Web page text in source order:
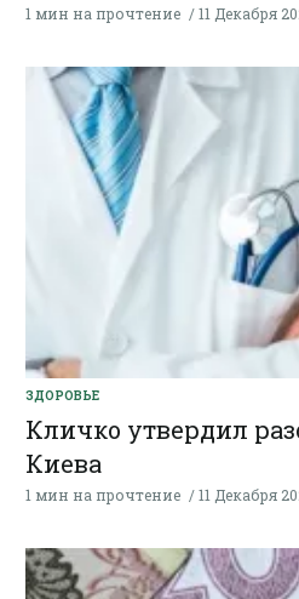
1 мин на прочтение 11 Декабря
ЗДОРОВЬЕ
Кличко утвердил
Киева
1 мин на прочтение 11 Декабря